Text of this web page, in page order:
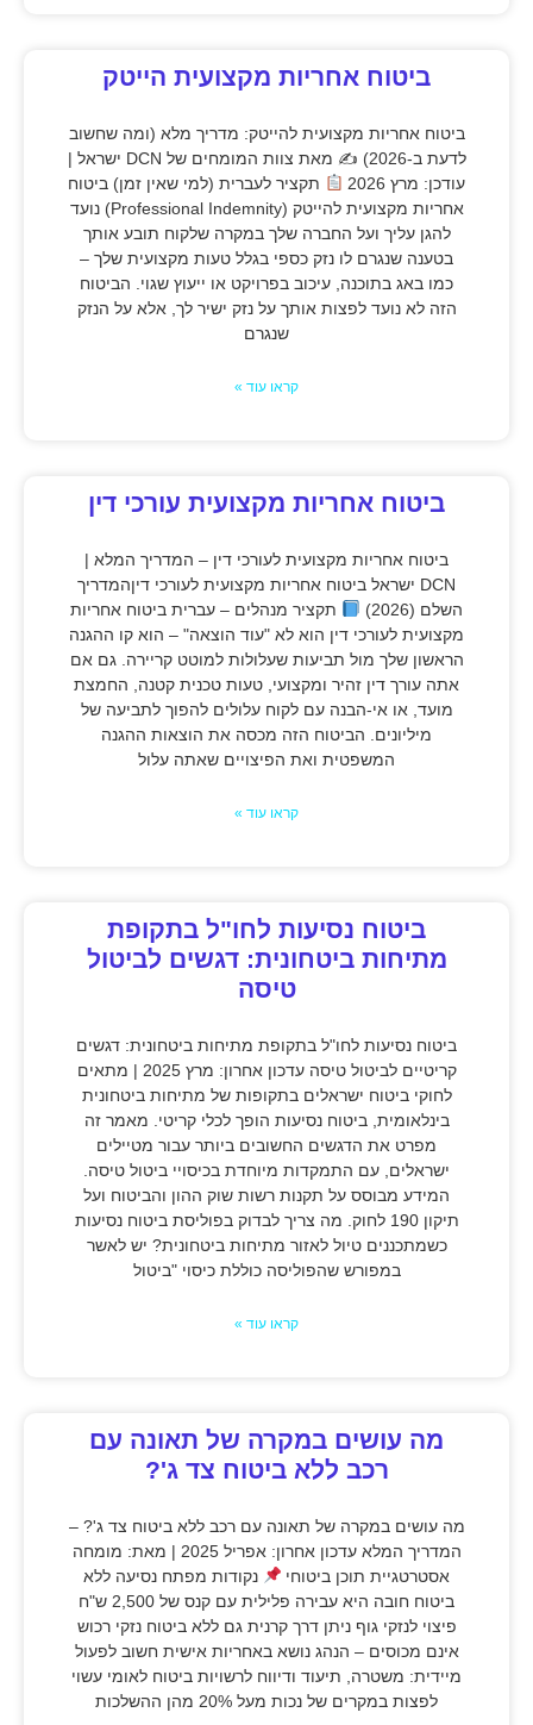
ביטוח אחריות מקצועית הייטק
ביטוח אחריות מקצועית להייטק: מדריך מלא (ומה שחשוב
לדעת ב-2026) ✍
מאת צוות המומחים של DCN ישראל |
עודכן: מרץ 2026
תקציר לעברית (למי שאין זמן) ביטוח
אחריות מקצועית להייטק (Professional Indemnity) נועד
להגן עליך ועל החברה שלך במקרה שלקוח תובע אותך
בטענה שנגרם לו נזק כספי בגלל טעות מקצועית שלך –
כמו באג בתוכנה, עיכוב בפרויקט או ייעוץ שגוי. הביטוח
הזה לא נועד לפצות אותך על נזק ישיר לך, אלא על הנזק
שנגרם
קראו עוד »
ביטוח אחריות מקצועית עורכי דין
ביטוח אחריות מקצועית לעורכי דין – המדריך המלא |
DCN ישראל ביטוח אחריות מקצועית לעורכי דיןהמדריך
השלם (2026)
תקציר מנהלים – עברית ביטוח אחריות
מקצועית לעורכי דין הוא לא "עוד הוצאה" – הוא קו ההגנה
הראשון שלך מול תביעות שעלולות למוטט קריירה. גם אם
אתה עורך דין זהיר ומקצועי, טעות טכנית קטנה, החמצת
מועד, או אי-הבנה עם לקוח עלולים להפוך לתביעה של
מיליונים. הביטוח הזה מכסה את הוצאות ההגנה
המשפטית ואת הפיצויים שאתה עלול
קראו עוד »
ביטוח נסיעות לחו"ל בתקופת
מתיחות ביטחונית: דגשים לביטול
טיסה
ביטוח נסיעות לחו"ל בתקופת מתיחות ביטחונית: דגשים
קריטיים לביטול טיסה עדכון אחרון: מרץ 2025 | מתאים
לחוקי ביטוח ישראלים בתקופות של מתיחות ביטחונית
בינלאומית, ביטוח נסיעות הופך לכלי קריטי. מאמר זה
מפרט את הדגשים החשובים ביותר עבור מטיילים
ישראלים, עם התמקדות מיוחדת בכיסויי ביטול טיסה.
המידע מבוסס על תקנות רשות שוק ההון והביטוח ועל
תיקון 190 לחוק. מה צריך לבדוק בפוליסת ביטוח נסיעות
כשמתכננים טיול לאזור מתיחות ביטחונית? יש לאשר
במפורש שהפוליסה כוללת כיסוי "ביטול
קראו עוד »
מה עושים במקרה של תאונה עם
רכב ללא ביטוח צד ג'?
מה עושים במקרה של תאונה עם רכב ללא ביטוח צד ג'? –
המדריך המלא עדכון אחרון: אפריל 2025 | מאת: מומחה
אסטרטגיית תוכן ביטוחי
נקודות מפתח נסיעה ללא
ביטוח חובה היא עבירה פלילית עם קנס של 2,500 ש"ח
פיצוי לנזקי גוף ניתן דרך קרנית גם ללא ביטוח נזקי רכוש
אינם מכוסים – הנהג נושא באחריות אישית חשוב לפעול
מיידית: משטרה, תיעוד ודיווח לרשויות ביטוח לאומי עשוי
לפצות במקרים של נכות מעל 20% מהן ההשלכות